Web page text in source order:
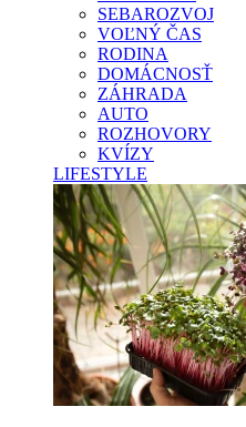
SEBAROZVOJ
VOĽNÝ ČAS
RODINA
DOMÁCNOSŤ
ZÁHRADA
AUTO
ROZHOVORY
KVÍZY
LIFESTYLE